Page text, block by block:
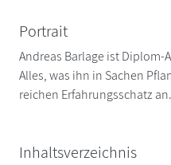
Portrait
Andreas Barlage ist
Alles, was ihn in Sachen
reichen Erfahrungsschatz an.
Inhaltsverzeichnis